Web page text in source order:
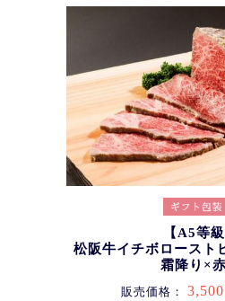
【A5等級
松阪牛イチボロースト
霜降り×
販売価格： 3,500